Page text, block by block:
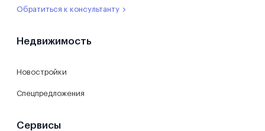
Обратиться к консультанту
Недвижимость
Новостройки
Спецпредложения
Сервисы